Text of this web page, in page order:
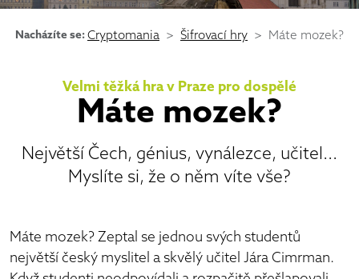
Nacházíte se: Cryptomania Šifrovací hry Máte mozek?
Velmi těžká hra v Praze pro dospělé
Máte mozek?
Největší Čech, génius, vynálezce, učitel...
Myslíte si, že o něm víte vše?
Máte mozek? Zeptal se jednou svých studentů
největší český myslitel a skvělý učitel Jára Cimrman.